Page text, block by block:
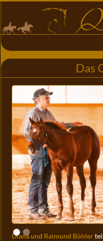
Das
Diana und Raimund Böhler